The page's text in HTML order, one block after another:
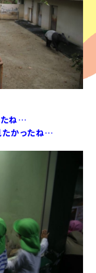
たね…
たかったね…